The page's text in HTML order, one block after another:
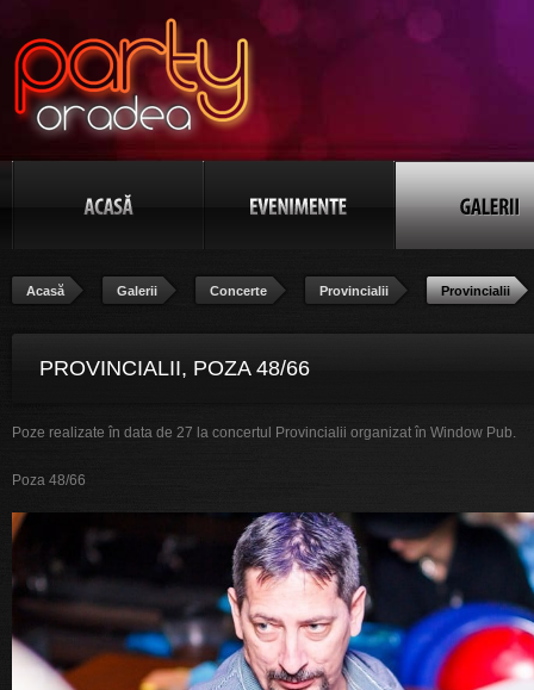
Acasă Galerii Concerte Provincialii Provincialii
PROVINCIALII, POZA 48/66
Poze realizate în data de 27 la concertul Provincialii organizat în Window Pub.
Poza 48/66